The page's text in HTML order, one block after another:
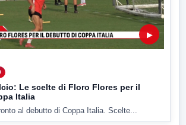
▶
Le scelte di Floro Flores per il
Italia
al debutto di Coppa Italia. Scelte...